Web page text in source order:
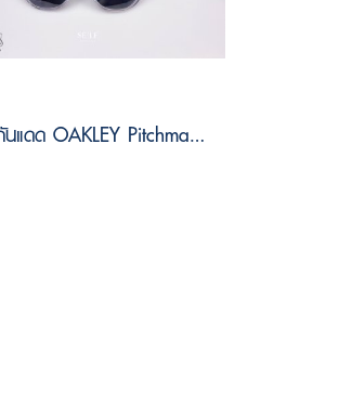
แว่นกันแดด OAKLEY Pitchman r OO9439 943902 Size 50